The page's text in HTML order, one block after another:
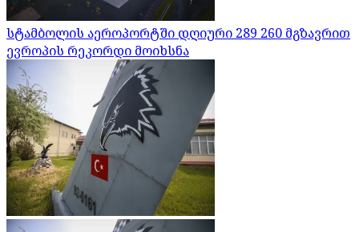
სტამბოლის აეროპორტში დღიური 289 260 მგზავრით
ევროპის რეკორდი მოიხსნა